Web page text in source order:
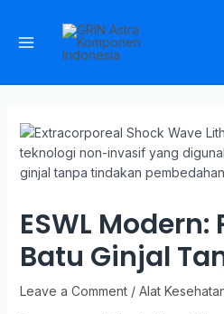
ESWL
Batu Ginjal
Leave a Comment / Alat